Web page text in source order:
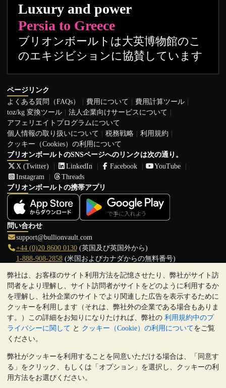
弊社は、お客様のサイト利用方法を記憶させたり、弊社がサイト訪
問者をより理解し、サイト訪問者がサイトをどのように利用するか
を理解し、社外企業のサイトでより関連した広告を表示するために
クッキーを利用します（それは、弊社外の企業である場合もありま
す。）この詳細をお知りになりたければ、弊社の 利用規約中のプ
ライバシーに関して と クッキー（Cookie）の利用についてをご覧
ください。
弊社がクッキーを利用することを同意いただける場合は、「同意す
る」をクリック、もしくは「オプション」を選択し、クッキーの利
用方法をお選びください。
Luxury and power
Persia to Greece
ブリオンボールトは大英博物館のこ
のエキジビションに協賛しています
ページリンク
よくある質問（FAQs）
費用について
費用計算ツール
toz/kg 変換ツール
法人企業向けサービスについて
アフェリエイトプログラムについて
個人情報の取り扱いについて
税務戦略
利用規約
クッキー（Cookies）の利用について
ブリオンボールトのSNSページへのリンクは次の通り。
X (Twitter)
LinkedIn Facebook
YouTube
Instagram
Threads
ブリオンボールトの携帯アプリ
問い合わせ
support@bullionvault.com
+44 (0)20 8600 0130(英国及び英国外から)
1-888-908-2858(米国およびカナダからの無料番号)
クリックして通話を開始
営業時間:
9:00～20:30 (英国), 月曜日から金曜日
17:00～2:30（日本時間）, 月曜日から金曜日
Galmarley Ltd T/A BullionVault
3 Shortlands (7th Floor)
London
W6 8DA
United Kingdom